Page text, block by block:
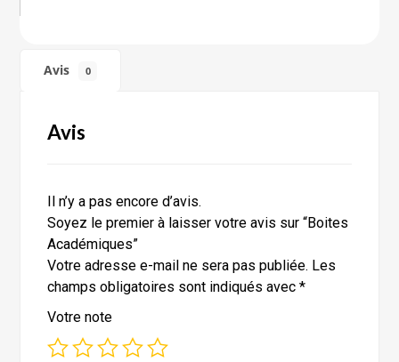
Avis 0
Avis
Il n’y a pas encore d’avis.
Soyez le premier à laisser votre avis sur “Boites
Académiques”
Votre adresse e-mail ne sera pas publiée. Les
champs obligatoires sont indiqués avec*
Votre note